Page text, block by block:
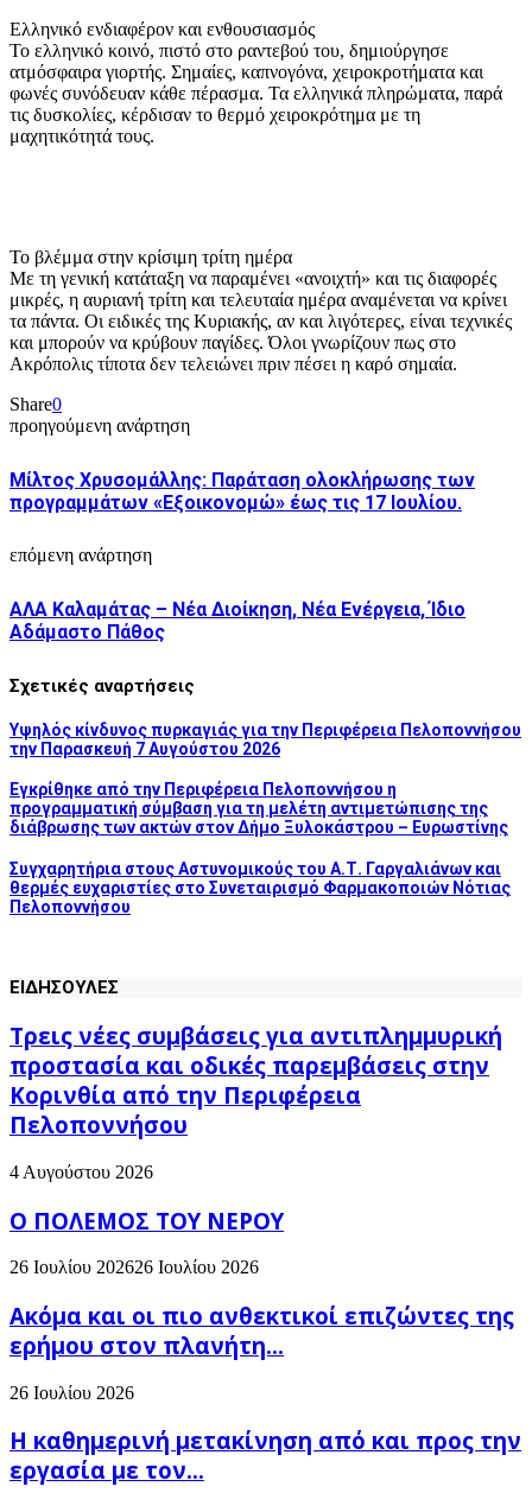
Ελληνικό ενδιαφέρον και ενθουσιασμός
Το ελληνικό κοινό, πιστό στο ραντεβού του, δημιούργησε
ατμόσφαιρα γιορτής. Σημαίες, καπνογόνα, χειροκροτήματα και
φωνές συνόδευαν κάθε πέρασμα. Τα ελληνικά πληρώματα, παρά
τις δυσκολίες, κέρδισαν το θερμό χειροκρότημα με τη
μαχητικότητά τους.
Το βλέμμα στην κρίσιμη τρίτη ημέρα
Με τη γενική κατάταξη να παραμένει «ανοιχτή» και τις διαφορές
μικρές, η αυριανή τρίτη και τελευταία ημέρα αναμένεται να κρίνει
τα πάντα. Οι ειδικές της Κυριακής, αν και λιγότερες, είναι τεχνικές
και μπορούν να κρύβουν παγίδες. Όλοι γνωρίζουν πως στο
Ακρόπολις τίποτα δεν τελειώνει πριν πέσει η καρό σημαία.
Share0
προηγούμενη ανάρτηση
Μίλτος Χρυσομάλλης: Παράταση ολοκλήρωσης των
προγραμμάτων «Εξοικονομώ» έως τις 17 Ιουλίου.
επόμενη ανάρτηση
ΑΛΑ Καλαμάτας – Νέα Διοίκηση, Νέα Ενέργεια, Ίδιο
Αδάμαστο Πάθος
Σχετικές αναρτήσεις
Υψηλός κίνδυνος πυρκαγιάς για την Περιφέρεια Πελοποννήσου
την Παρασκευή 7 Αυγούστου 2026
Εγκρίθηκε από την Περιφέρεια Πελοποννήσου η
προγραμματική σύμβαση για τη μελέτη αντιμετώπισης της
διάβρωσης των ακτών στον Δήμο Ξυλοκάστρου – Ευρωστίνης
Συγχαρητήρια στους Αστυνομικούς του Α.Τ. Γαργαλιάνων και
θερμές ευχαριστίες στο Συνεταιρισμό Φαρμακοποιών Νότιας
Πελοποννήσου
ΕΙΔΗΣΟΥΛΕΣ
Τρεις νέες συμβάσεις για αντιπλημμυρική
προστασία και οδικές παρεμβάσεις στην
Κορινθία από την Περιφέρεια
Πελοποννήσου
4 Αυγούστου 2026
Ο ΠΟΛΕΜΟΣ ΤΟΥ ΝΕΡΟΥ
26 Ιουλίου 202626 Ιουλίου 2026
Ακόμα και οι πιο ανθεκτικοί επιζώντες της
ερήμου στον πλανήτη...
26 Ιουλίου 2026
H καθημερινή μετακίνηση από και προς την
εργασία με τον...